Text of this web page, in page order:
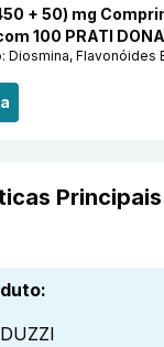
+ 50) mg
100 PRATI
Diosmina, Flavonóides
: